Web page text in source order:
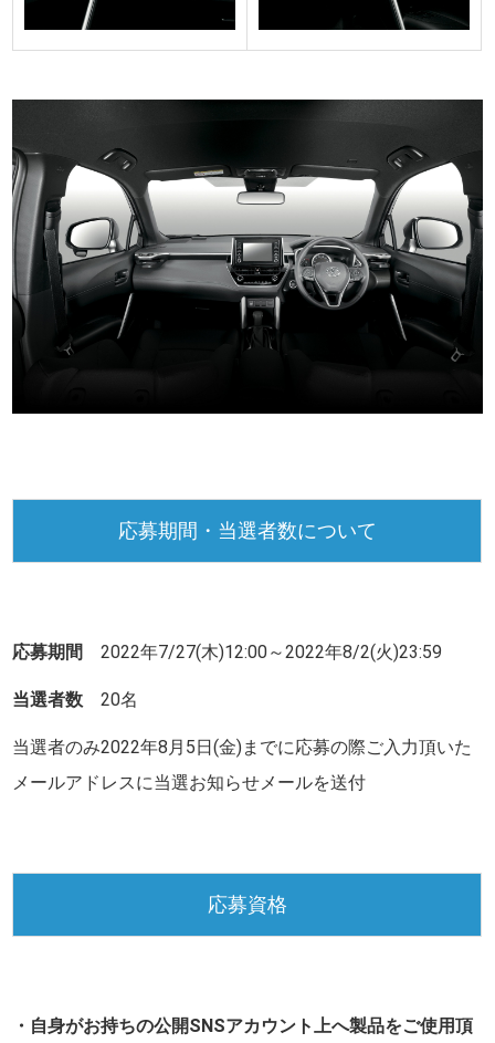
応募期間・当選者数について
応募期間 2022年7/27(木)12:00～2022年8/2(火)23:59
当選者数 20名
当選者のみ2022年8月5日(金)までに応募の際ご入力頂いた
メールアドレスに当選お知らせメールを送付
応募資格
・自身がお持ちの公開SNSアカウント上へ製品をご使用頂